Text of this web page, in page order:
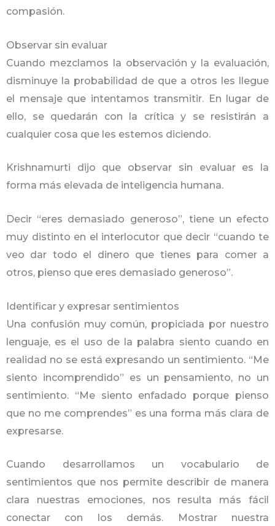
compasión.
Observar sin evaluar
Cuando mezclamos la observación y la evaluación,
disminuye la probabilidad de que a otros les llegue
el mensaje que intentamos transmitir. En lugar de
ello, se quedarán con la crítica y se resistirán a
cualquier cosa que les estemos diciendo.
Krishnamurti dijo que observar sin evaluar es la
forma más elevada de inteligencia humana.
Decir “eres demasiado generoso”, tiene un efecto
muy distinto en el interlocutor que decir “cuando te
veo dar todo el dinero que tienes para comer a
otros, pienso que eres demasiado generoso”.
Identificar y expresar sentimientos
Una confusión muy común, propiciada por nuestro
lenguaje, es el uso de la palabra siento cuando en
realidad no se está expresando un sentimiento. “Me
siento incomprendido” es un pensamiento, no un
sentimiento. “Me siento enfadado porque pienso
que no me comprendes” es una forma más clara de
expresarse.
Cuando desarrollamos un vocabulario de
sentimientos que nos permite describir de manera
clara nuestras emociones, nos resulta más fácil
conectar con los demás. Mostrar nuestra